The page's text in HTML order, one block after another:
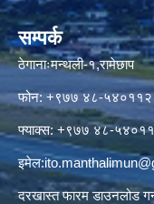
सम्पर्क
ठेगानाःमन्थली-१,रामेछाप
फोन: +९७७ ४८-५४०११२
फ्याक्स: +९७७ ४८-
इमेल:
दरखास्त फारम डाउनलोड